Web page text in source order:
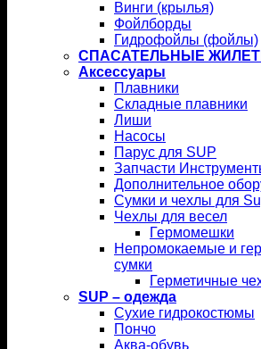
Винги (крылья)
Фойлборды
Гидрофойлы (фойлы)
СПАСАТЕЛЬНЫЕ
Аксессуары
Плавники
Складные плавники
Лиши
Насосы
Парус для SUP
Запчасти
Дополнительное
Сумки и чехлы для
Чехлы для весел
Гермомешки
Непромокаемые и
сумки
Герметичные
SUP – одежда
Сухие гидрокостюмы
Пончо
Аква-обувь